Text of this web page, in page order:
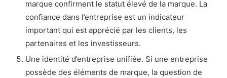
marque confirment le statut élevé de la marque. La
confiance dans l’entreprise est un indicateur
important qui est apprécié par les clients, les
partenaires et les investisseurs.
Une identité d’entreprise unifiée. Si une entreprise
possède des éléments de marque, la question de